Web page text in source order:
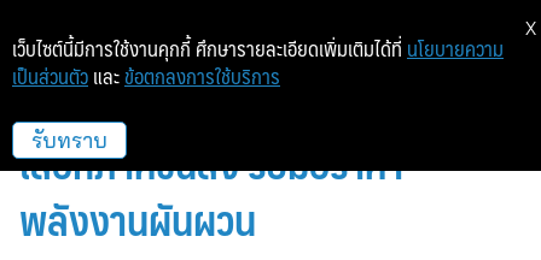
คาลเท็กซ์ ชูดีเซล B20 เสริมทาง
เลือกภาคขนส่ง รับมือราคา
พลังงานผันผวน
เว็บไซต์นี้มีการใช้งานคุกกี้ ศึกษารายละเอียดเพิ่มเติมได้ที่ นโยบายความ
เป็นส่วนตัว และ ข้อตกลงการใช้บริการ
รับทราบ
X